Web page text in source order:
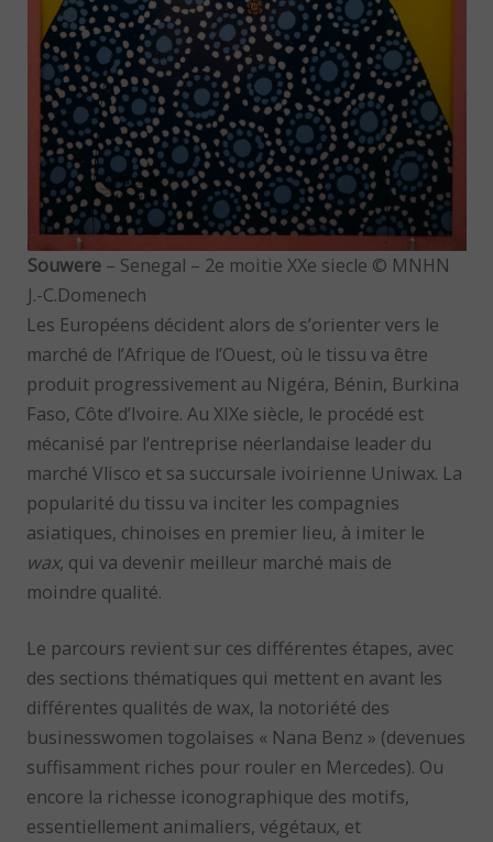
Souwere – Senegal – 2e moitie XXe siecle © MNHN
J.-C.Domenech
Les Européens décident alors de s’orienter vers le
marché de l’Afrique de l’Ouest, où le tissu va être
produit progressivement au Nigéra, Bénin, Burkina
Faso, Côte d’Ivoire. Au XIXe siècle, le procédé est
mécanisé par l’entreprise néerlandaise leader du
marché Vlisco et sa succursale ivoirienne Uniwax. La
popularité du tissu va inciter les compagnies
asiatiques, chinoises en premier lieu, à imiter le
wax, qui va devenir meilleur marché mais de
moindre qualité.
Le parcours revient sur ces différentes étapes, avec
des sections thématiques qui mettent en avant les
différentes qualités de wax, la notoriété des
businesswomen togolaises « Nana Benz » (devenues
suffisamment riches pour rouler en Mercedes). Ou
encore la richesse iconographique des motifs,
essentiellement animaliers, végétaux, et